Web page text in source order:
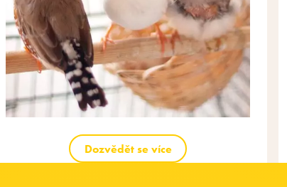
Dozvědět se více